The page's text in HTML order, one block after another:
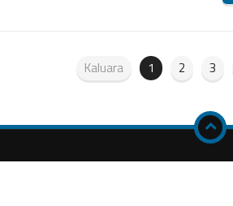
Kaluara 1 2 3